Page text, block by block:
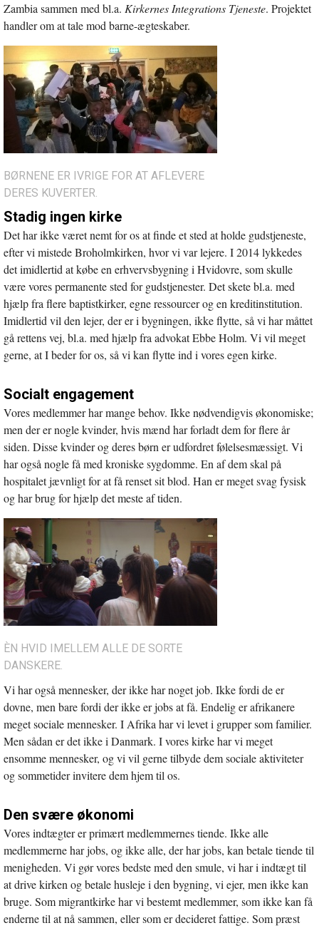
Zambia sammen med bl.a. Kirkernes Integrations Tjeneste. Projektet
handler om at tale mod barne-ægteskaber.
BØRNENE ER IVRIGE FOR AT AFLEVERE
DERES KUVERTER.
Stadig ingen kirke
Det har ikke været nemt for os at finde et sted at holde gudstjeneste,
efter vi mistede Broholmkirken, hvor vi var lejere. I 2014 lykkedes
det imidlertid at købe en erhvervsbygning i Hvidovre, som skulle
være vores permanente sted for gudstjenester. Det skete bl.a. med
hjælp fra flere baptistkirker, egne ressourcer og en kreditinstitution.
Imidlertid vil den lejer, der er i bygningen, ikke flytte, så vi har måttet
gå rettens vej, bl.a. med hjælp fra advokat Ebbe Holm. Vi vil meget
gerne, at I beder for os, så vi kan flytte ind i vores egen kirke.
Socialt engagement
Vores medlemmer har mange behov. Ikke nødvendigvis økonomiske;
men der er nogle kvinder, hvis mænd har forladt dem for flere år
siden. Disse kvinder og deres børn er udfordret følelsesmæssigt. Vi
har også nogle få med kroniske sygdomme. En af dem skal på
hospitalet jævnligt for at få renset sit blod. Han er meget svag fysisk
og har brug for hjælp det meste af tiden.
ÈN HVID IMELLEM ALLE DE SORTE
DANSKERE.
Vi har også mennesker, der ikke har noget job. Ikke fordi de er
dovne, men bare fordi der ikke er jobs at få. Endelig er afrikanere
meget sociale mennesker. I Afrika har vi levet i grupper som familier.
Men sådan er det ikke i Danmark. I vores kirke har vi meget
ensomme mennesker, og vi vil gerne tilbyde dem sociale aktiviteter
og sommetider invitere dem hjem til os.
Den svære økonomi
Vores indtægter er primært medlemmernes tiende. Ikke alle
medlemmerne har jobs, og ikke alle, der har jobs, kan betale tiende til
menigheden. Vi gør vores bedste med den smule, vi har i indtægt til
at drive kirken og betale husleje i den bygning, vi ejer, men ikke kan
bruge. Som migrantkirke har vi bestemt medlemmer, som ikke kan få
enderne til at nå sammen, eller som er decideret fattige. Som præst